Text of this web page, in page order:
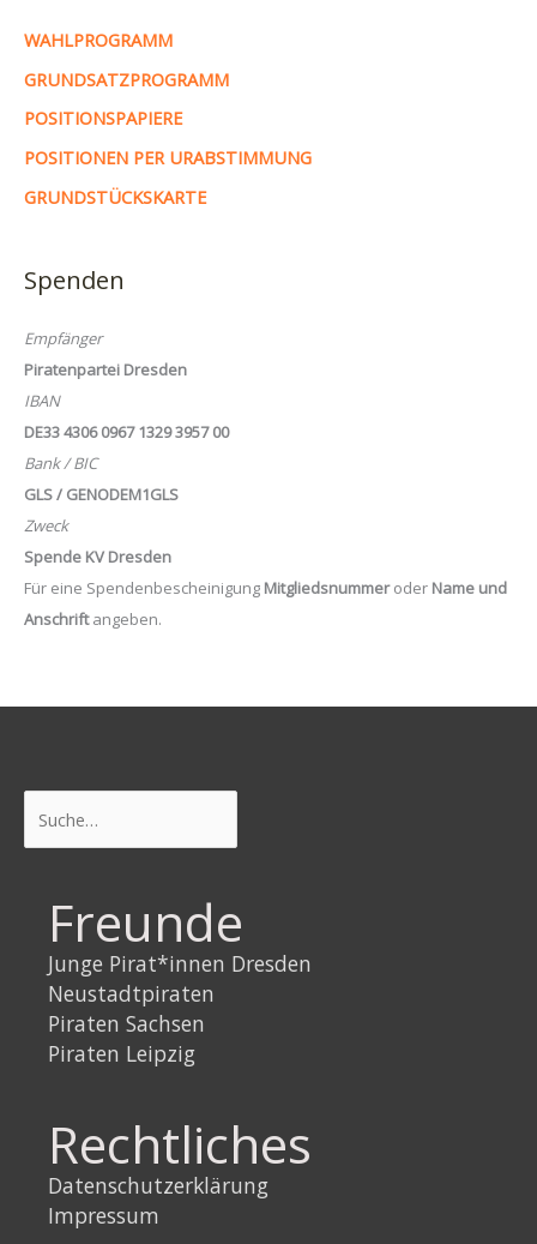
WAHLPROGRAMM
GRUNDSATZPROGRAMM
POSITIONSPAPIERE
POSITIONEN PER URABSTIMMUNG
GRUNDSTÜCKSKARTE
Spenden
Empfänger
Piratenpartei Dresden
IBAN
DE33 4306 0967 1329 3957 00
Bank / BIC
GLS / GENODEM1GLS
Zweck
Spende KV Dresden
Für eine Spendenbescheinigung Mitgliedsnummeroder Name und
Anschriftangeben.
Freunde
Junge Pirat*innen Dresden
Neustadtpiraten
Piraten Sachsen
Piraten Leipzig
Rechtliches
Datenschutzerklärung
Impressum